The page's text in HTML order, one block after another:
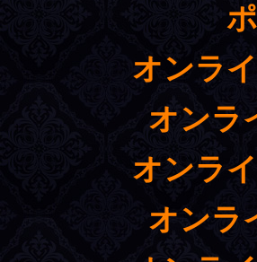
オンラ
オンラ
オンラ
オンラ